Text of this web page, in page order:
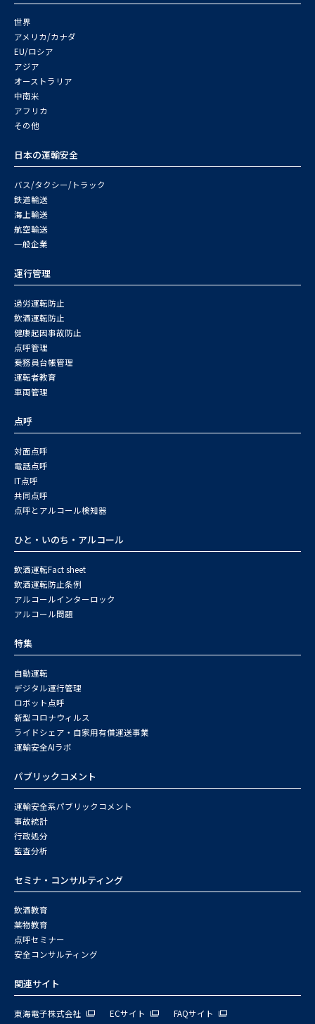
世界
アメリカ/カナダ
EU/ロシア
アジア
オーストラリア
中南米
アフリカ
その他
日本の運輸安全
バス/タクシー/トラック
鉄道輸送
海上輸送
航空輸送
一般企業
運行管理
過労運転防止
飲酒運転防止
健康起因事故防止
点呼管理
乗務員台帳管理
運転者教育
車両管理
点呼
対面点呼
電話点呼
IT点呼
共同点呼
点呼とアルコール検知器
ひと・いのち・アルコール
飲酒運転Fact sheet
飲酒運転防止条例
アルコールインターロック
アルコール問題
特集
自動運転
デジタル運行管理
ロボット点呼
新型コロナウィルス
ライドシェア・自家用有償運送事業
運輸安全AIラボ
パブリックコメント
運輸安全系パブリックコメント
事故統計
行政処分
監査分析
セミナ・コンサルティング
飲酒教育
薬物教育
点呼セミナー
安全コンサルティング
関連サイト
東海電子株式会社 ECサイト FAQサイト